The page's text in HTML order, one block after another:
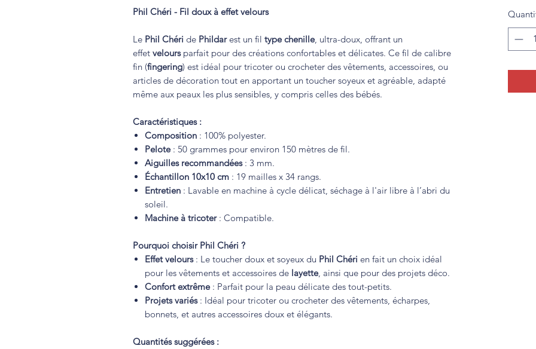
Phil Chéri - Fil doux à effet velours
Le Phil Chéri de Phildarest un fil type chenille, ultra-doux, offrant un
effet veloursparfait pour des créations confortables et délicates. Ce fil de calibre
fin (fingering) est idéal pour tricoter ou crocheter des vêtements, accessoires, ou
articles de décoration tout en apportant un toucher soyeux et agréable, adapté
même aux peaux les plus sensibles, y compris celles des bébés.
Caractéristiques :
Composition : 100% polyester.
Pelote: 50 grammes pour environ 150 mètres de fil.
Aiguilles recommandées: 3 mm.
Échantillon 10x10 cm : 19 mailles x 34 rangs.
Entretien : Lavable en machine à cycle délicat, séchage à l'air libre à l’abri du
soleil.
Machine à tricoter: Compatible.
Pourquoi choisir Phil Chéri ?
Effet velours: Le toucher doux et soyeux du Phil Chéri en fait un choix idéal
pour les vêtements et accessoires de layette, ainsi que pour des projets déco.
Confort extrême: Parfait pour la peau délicate des tout-petits.
Projets variés: Idéal pour tricoter ou crocheter des vêtements, écharpes,
bonnets, et autres accessoires doux et élégants.
Quantités suggérées :